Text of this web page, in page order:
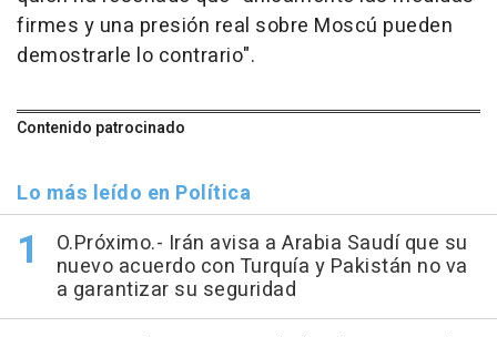
firmes y una presión real sobre Moscú pueden
demostrarle lo contrario".
Contenido patrocinado
Lo más leído en Política
O.Próximo.- Irán avisa a Arabia Saudí que su
nuevo acuerdo con Turquía y Pakistán no va
a garantizar su seguridad